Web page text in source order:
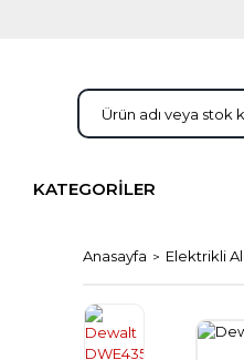
KATEGORİLER
Anasayfa Elektrikli